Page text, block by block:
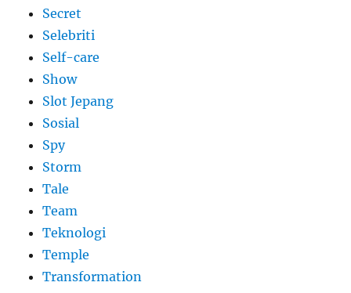
Secret
Selebriti
Self-care
Show
Slot Jepang
Sosial
Spy
Storm
Tale
Team
Teknologi
Temple
Transformation